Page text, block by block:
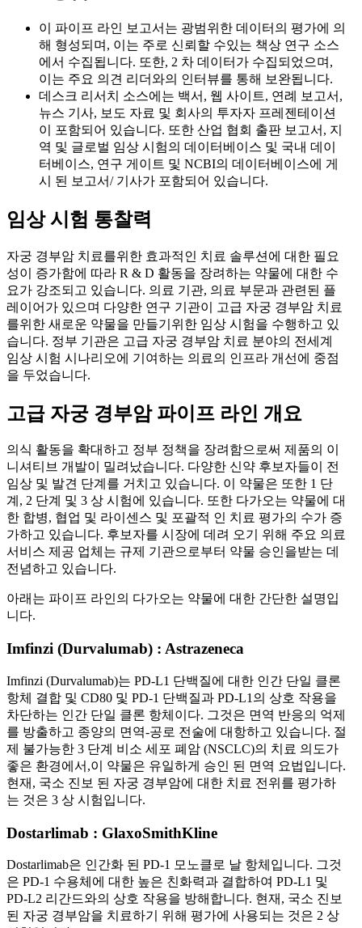
이 파이프 라인 보고서는 광범위한 데이터의 평가에 의
해 형성되며, 이는 주로 신뢰할 수있는 책상 연구 소스
에서 수집됩니다. 또한, 2 차 데이터가 수집되었으며,
이는 주요 의견 리더와의 인터뷰를 통해 보완됩니다.
데스크 리서치 소스에는 백서, 웹 사이트, 연례 보고서,
뉴스 기사, 보도 자료 및 회사의 투자자 프레젠테이션
이 포함되어 있습니다. 또한 산업 협회 출판 보고서, 지
역 및 글로벌 임상 시험의 데이터베이스 및 국내 데이
터베이스, 연구 게이트 및 NCBI의 데이터베이스에 게
시 된 보고서/ 기사가 포함되어 있습니다.
임상 시험 통찰력
자궁 경부암 치료를위한 효과적인 치료 솔루션에 대한 필요
성이 증가함에 따라 R & D 활동을 장려하는 약물에 대한 수
요가 강조되고 있습니다. 의료 기관, 의료 부문과 관련된 플
레이어가 있으며 다양한 연구 기관이 고급 자궁 경부암 치료
를위한 새로운 약물을 만들기위한 임상 시험을 수행하고 있
습니다. 정부 기관은 고급 자궁 경부암 치료 분야의 전세계
임상 시험 시나리오에 기여하는 의료의 인프라 개선에 중점
을 두었습니다.
고급 자궁 경부암 파이프 라인 개요
의식 활동을 확대하고 정부 정책을 장려함으로써 제품의 이
니셔티브 개발이 밀려났습니다. 다양한 신약 후보자들이 전
임상 및 발견 단계를 거치고 있습니다. 이 약물은 또한 1 단
계, 2 단계 및 3 상 시험에 있습니다. 또한 다가오는 약물에 대
한 합병, 협업 및 라이센스 및 포괄적 인 치료 평가의 수가 증
가하고 있습니다. 후보자를 시장에 데려 오기 위해 주요 의료
서비스 제공 업체는 규제 기관으로부터 약물 승인을받는 데
전념하고 있습니다.
아래는 파이프 라인의 다가오는 약물에 대한 간단한 설명입
니다.
Imfinzi (Durvalumab) : Astrazeneca
Imfinzi (Durvalumab)는 PD-L1 단백질에 대한 인간 단일 클론
항체 결합 및 CD80 및 PD-1 단백질과 PD-L1의 상호 작용을
차단하는 인간 단일 클론 항체이다. 그것은 면역 반응의 억제
를 방출하고 종양의 면역-공로 전술에 대항하고 있습니다. 절
제 불가능한 3 단계 비소 세포 폐암 (NSCLC)의 치료 의도가
좋은 환경에서,이 약물은 유일하게 승인 된 면역 요법입니다.
현재, 국소 진보 된 자궁 경부암에 대한 치료 전위를 평가하
는 것은 3 상 시험입니다.
Dostarlimab : GlaxoSmithKline
Dostarlimab은 인간화 된 PD-1 모노클로 날 항체입니다. 그것
은 PD-1 수용체에 대한 높은 친화력과 결합하여 PD-L1 및
PD-L2 리간드와의 상호 작용을 방해합니다. 현재, 국소 진보
된 자궁 경부암을 치료하기 위해 평가에 사용되는 것은 2 상